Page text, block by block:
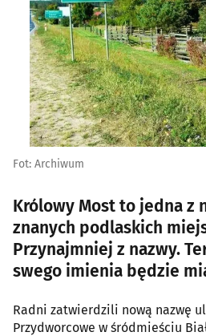
Fot: Archiwum
Królowy Most to jedna z
znanych podlaskich
Przynajmniej z nazwy.
swego imienia będzie
Radni zatwierdzili nową nazwę
Przydworcowe w śródmieściu